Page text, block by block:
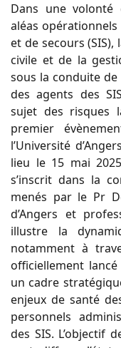
Dans une volonté
aléas opérationnels
et de secours
civile et de la
sous la conduite
des agents des
sujet des risques
premier
l’Université
lieu le 15 mai
s’inscrit dans la
menés par le Pr
d’Angers et
illustre la
notamment à
officiellement
un cadre
enjeux de santé
personnels
des SIS. L’objectif